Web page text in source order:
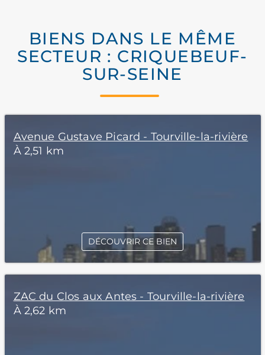
BIENS DANS LE MÊME
SECTEUR : CRIQUEBEUF-
SUR-SEINE
Avenue Gustave Picard - Tourville-la-rivière
À 2,51 km
DÉCOUVRIR CE BIEN
ZAC du Clos aux Antes - Tourville-la-rivière
À 2,62 km